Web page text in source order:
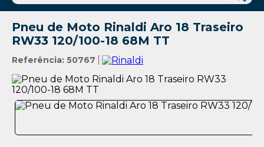
Pneu de Moto Rinaldi Aro 18 Traseiro
RW33 120/100-18 68M TT
Referência: 50767